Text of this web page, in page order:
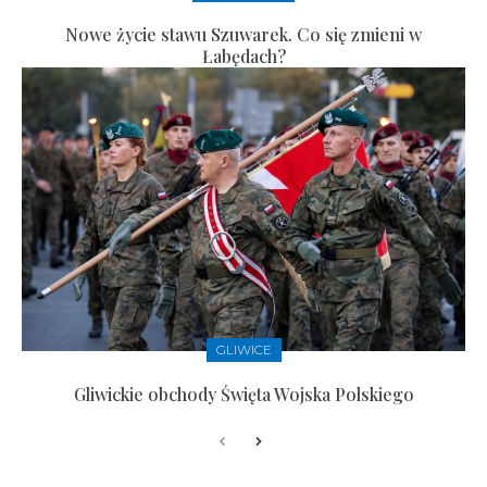
Nowe życie stawu Szuwarek. Co się zmieni w
Łabędach?
GLIWICE
Gliwickie obchody Święta Wojska Polskiego